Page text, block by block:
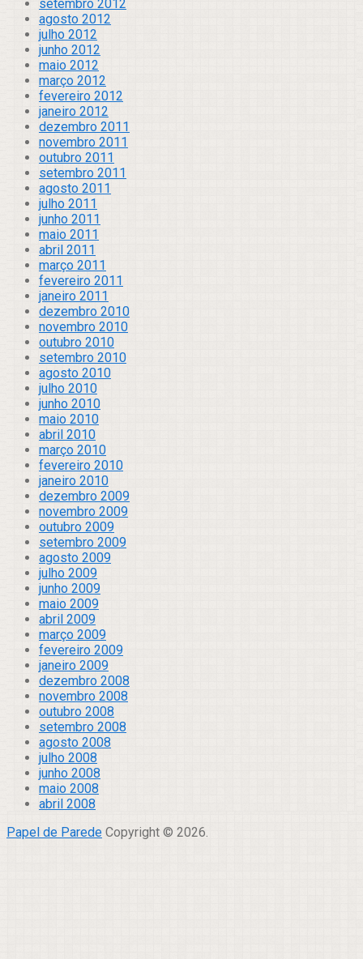
setembro 2012
agosto 2012
julho 2012
junho 2012
maio 2012
março 2012
fevereiro 2012
janeiro 2012
dezembro 2011
novembro 2011
outubro 2011
setembro 2011
agosto 2011
julho 2011
junho 2011
maio 2011
abril 2011
março 2011
fevereiro 2011
janeiro 2011
dezembro 2010
novembro 2010
outubro 2010
setembro 2010
agosto 2010
julho 2010
junho 2010
maio 2010
abril 2010
março 2010
fevereiro 2010
janeiro 2010
dezembro 2009
novembro 2009
outubro 2009
setembro 2009
agosto 2009
julho 2009
junho 2009
maio 2009
abril 2009
março 2009
fevereiro 2009
janeiro 2009
dezembro 2008
novembro 2008
outubro 2008
setembro 2008
agosto 2008
julho 2008
junho 2008
maio 2008
abril 2008
Papel de Parede Copyright © 2026.